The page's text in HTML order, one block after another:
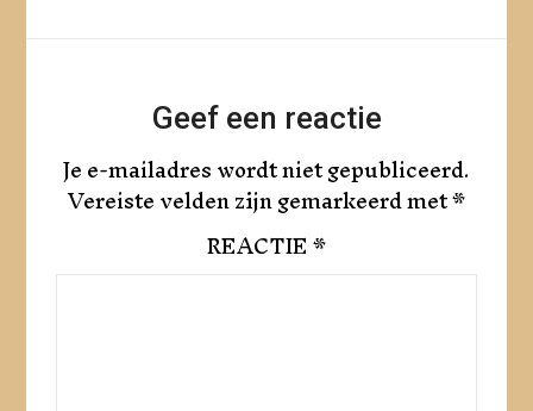
Geef een reactie
Je e-mailadres wordt niet gepubliceerd.
Vereiste velden zijn gemarkeerd met*
REACTIE*